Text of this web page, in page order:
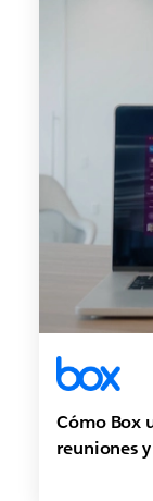
Cómo Box
reuniones